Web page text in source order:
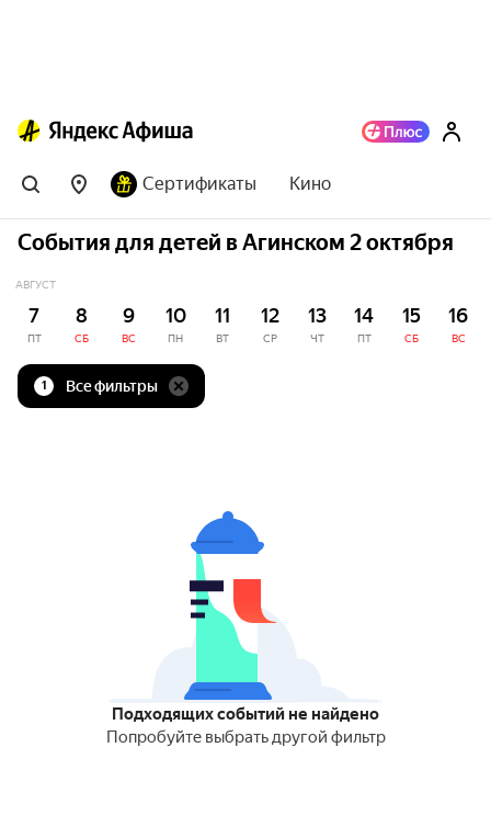
Сертификаты Кино
События для детей в Агинском 2 октября
АВГУСТ
7
ПТ
8
СБ
9
ВС
10
ПН
11
ВТ
12
СР
13
ЧТ
14
ПТ
15
СБ
16
ВС
1 Все фильтры
Подходящих событий не найдено
Попробуйте выбрать другой фильтр